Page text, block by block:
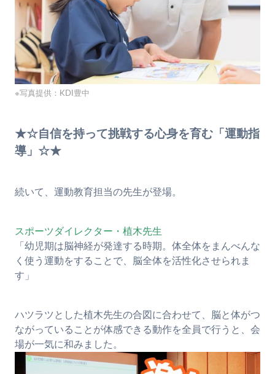
※写真提供：KDI豊中
★☆自信を持って挑戦する心身を育む「運動指
導」☆★
続いて、運動教育担当の先生が登場。
スポーツダイレクター・植木先生
「幼児期は脳神経が発達する時期。体全体をまんべんな
く使う運動をすることで、脳全体を活性化させられま
す」
ハツラツとした植木先生の合図に合わせて、脳と体がつ
ながっていることが体感できる動作を全員で行うと、会
場が一気に和みました。